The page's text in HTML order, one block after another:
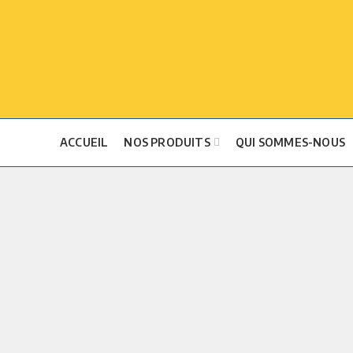
ACCUEIL NOS PRODUITS QUI SOMMES-NOUS